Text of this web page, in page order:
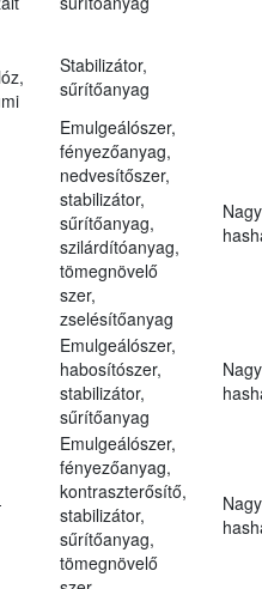
Stabilizátor,
sűrítőanyag
Emulgeálószer,
fényezőanyag,
nedvesítőszer,
stabilizátor,
sűrítőanyag,
szilárdítóanyag,
tömegnövelő
szer,
zselésítőanyag
Emulgeálószer,
habosítószer,
stabilizátor,
sűrítőanyag
Emulgeálószer,
fényezőanyag,
kontraszterősítő,
stabilizátor,
sűrítőanyag,
tömegnövelő